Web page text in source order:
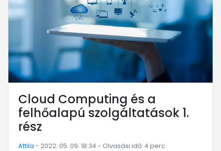
Cloud Computing és a
felhőalapú szolgáltatások 1.
rész
Attila - 2022. 05. 09. 18:34 - Olvasási idő: 4 perc